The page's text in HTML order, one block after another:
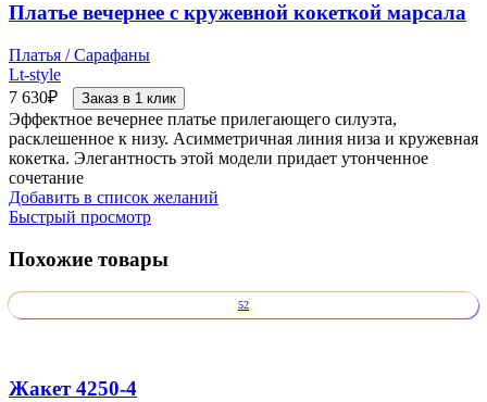
Платье вечернее с кружевной кокеткой марсала
Платья / Сарафаны
Lt-style
7 630₽ Заказ в 1 клик
Эффектное вечернее платье прилегающего силуэта,
расклешенное к низу. Асимметричная линия низа и кружевная
кокетка. Элегантность этой модели придает утонченное
сочетание
Добавить в список желаний
Быстрый просмотр
Похожие товары
52
Жакет 4250-4